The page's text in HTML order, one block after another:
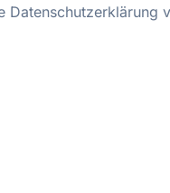
Datenschutzerklärung